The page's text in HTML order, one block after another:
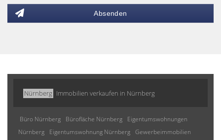
Absenden
Nürnberg Immobilien verkaufen in Nürnberg
Büro Nürnberg Bürofläche Nürnberg
Eigentumswohnungen
Nürnberg
Eigentumswohnung Nürnberg Gewerbeimmobilien